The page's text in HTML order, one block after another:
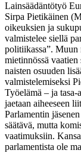
Lainsäädäntötyö
Sirpa Pietikäinen
oikeuksien ja
valmistelee siellä
politiikassa”. Muun
mietinnössä
naisten osuuden
valmistelemiseksi
Työelämä – ja tasa-
jaetaan aiheeseen
Parlamentin
säätävä, mutta
vaatimuksiin.
parlamentista ole